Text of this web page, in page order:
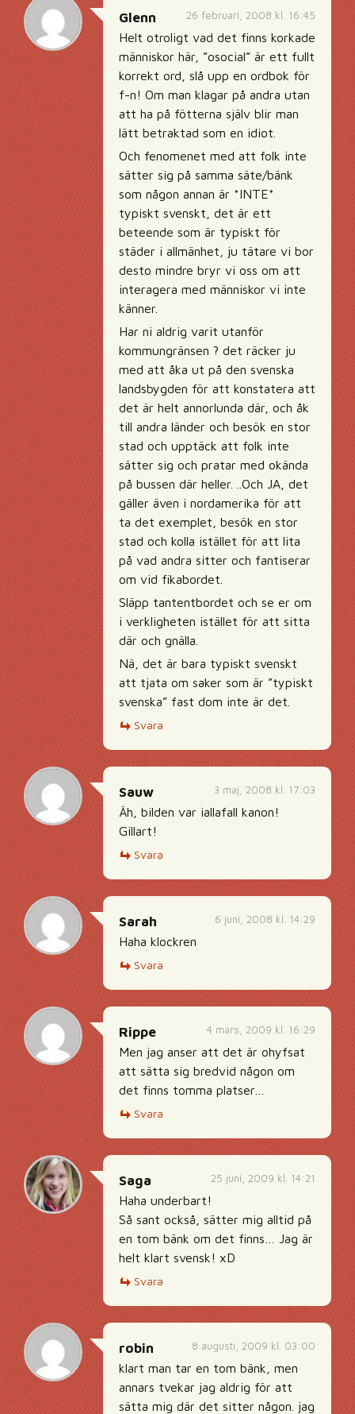
26 februari, 2008 kl. 16:45
Glenn
Helt otroligt vad det finns korkade
människor här, ”osocial” är ett fullt
korrekt ord, slå upp en ordbok för
f-n! Om man klagar på andra utan
att ha på fötterna själv blir man
lätt betraktad som en idiot.
Och fenomenet med att folk inte
sätter sig på samma säte/bänk
som någon annan är *INTE*
typiskt svenskt, det är ett
beteende som är typiskt för
städer i allmänhet, ju tätare vi bor
desto mindre bryr vi oss om att
interagera med människor vi inte
känner.
Har ni aldrig varit utanför
kommungränsen ? det räcker ju
med att åka ut på den svenska
landsbygden för att konstatera att
det är helt annorlunda där, och åk
till andra länder och besök en stor
stad och upptäck att folk inte
sätter sig och pratar med okända
på bussen där heller. ..Och JA, det
gäller även i nordamerika för att
ta det exemplet, besök en stor
stad och kolla istället för att lita
på vad andra sitter och fantiserar
om vid fikabordet.
Släpp tantentbordet och se er om
i verkligheten istället för att sitta
där och gnälla.
Nä, det är bara typiskt svenskt
att tjata om saker som är ”typiskt
svenska” fast dom inte är det.
Svara
3 maj, 2008 kl. 17:03
Sauw
Äh, bilden var iallafall kanon!
Gillart!
Svara
6 juni, 2008 kl. 14:29
Sarah
Haha klockren
Svara
4 mars, 2009 kl. 16:29
Rippe
Men jag anser att det är ohyfsat
att sätta sig bredvid någon om
det finns tomma platser…
Svara
25 juni, 2009 kl. 14:21
Saga
Haha underbart!
Så sant också, sätter mig alltid på
en tom bänk om det finns… Jag är
helt klart svensk! xD
Svara
8 augusti, 2009 kl. 03:00
robin
klart man tar en tom bänk, men
annars tvekar jag aldrig för att
sätta mig där det sitter någon. jag